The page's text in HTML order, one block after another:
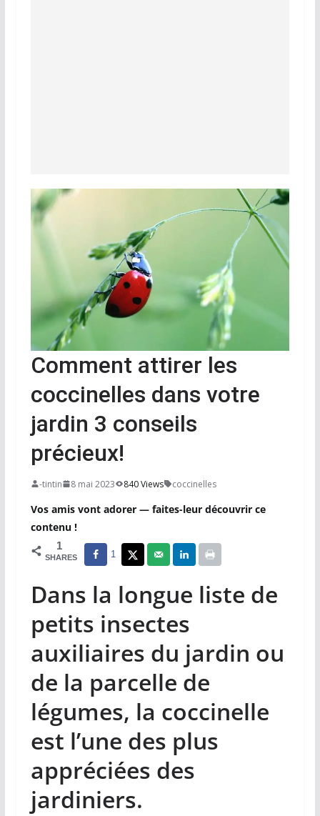
Comment attirer les
coccinelles dans votre
jardin 3 conseils
précieux!
-tintin 8 mai 2023 840 Views coccinelles
Vos amis vont adorer — faites-leur découvrir ce
contenu !
1
SHARES 1
Dans la longue liste de
petits insectes
auxiliaires du jardin ou
de la parcelle de
légumes, la coccinelle
est l’une des plus
appréciées des
jardiniers.